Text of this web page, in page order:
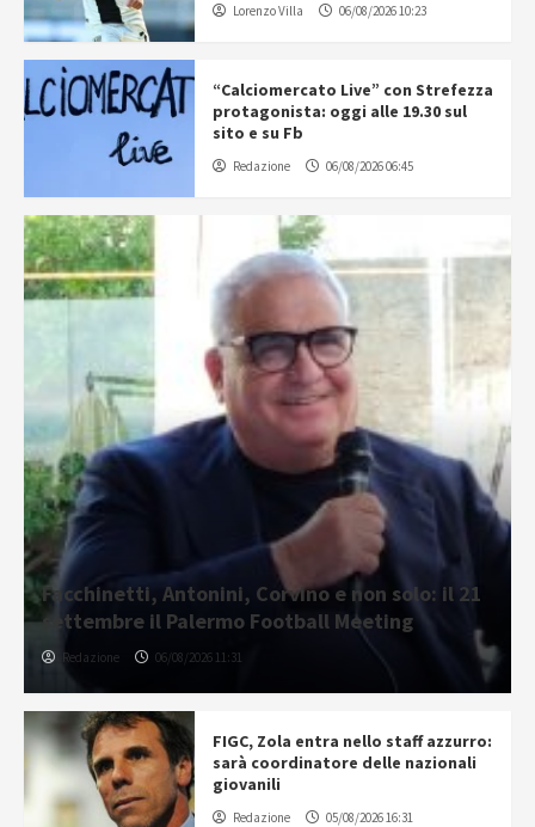
Lorenzo Villa 06/08/2026 10:23
“Calciomercato Live” con Strefezza
protagonista: oggi alle 19.30 sul
sito e su Fb
Redazione 06/08/2026 06:45
Facchinetti, Antonini, Corvino e non solo: il 21
settembre il Palermo Football Meeting
Redazione 06/08/2026 11:31
FIGC, Zola entra nello staff azzurro:
sarà coordinatore delle nazionali
giovanili
Redazione 05/08/2026 16:31